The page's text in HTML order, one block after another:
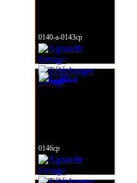
0140-a-0143cp
0146cp